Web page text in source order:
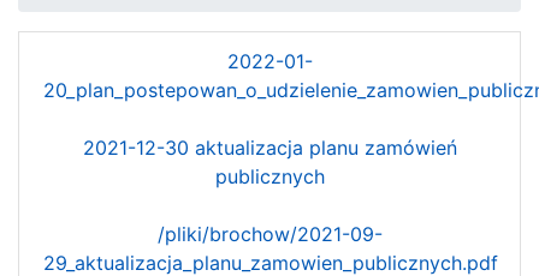
2022-01-
2021-12-30 aktualizacja planu zamówień
publicznych
/pliki/brochow/2021-09-
29_aktualizacja_planu_zamowien_publicznych.pdf